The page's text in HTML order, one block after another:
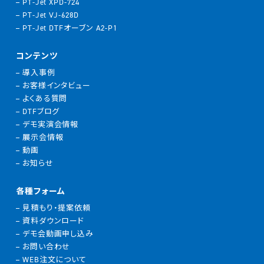
PT-Jet XPD-724
PT-Jet VJ-628D
PT-Jet DTFオーブン A2-P1
コンテンツ
導入事例
お客様インタビュー
よくある質問
DTFブログ
デモ実演会情報
展示会情報
動画
お知らせ
各種フォーム
見積もり・提案依頼
資料ダウンロード
デモ会動画申し込み
お問い合わせ
WEB注文について